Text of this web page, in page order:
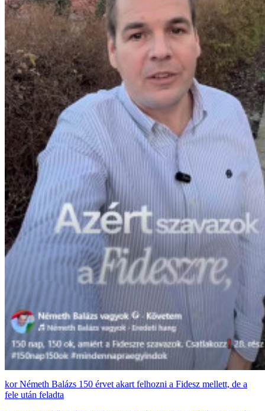
Németh Balázs 150 érvet akart felhozni a Fidesz mellett, de a
fele után feladta